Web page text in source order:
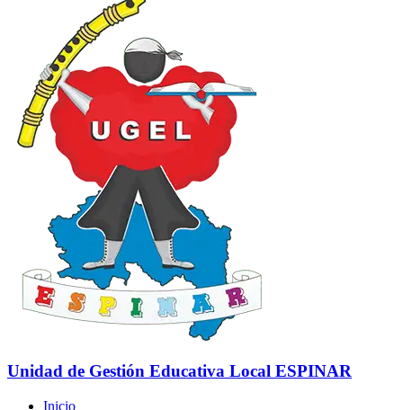
Unidad de Gestión Educativa Local ESPINAR
Inicio